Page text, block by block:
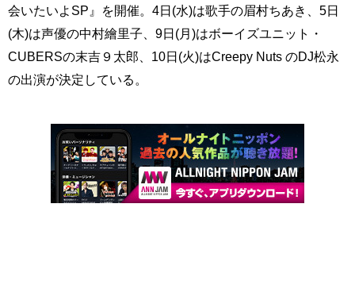
会いたいよSP』を開催。4日(水)は歌手の眉村ちあき、5日
(木)は声優の中村繪里子、9日(月)はボーイズユニット・
CUBERSの末吉９太郎、10日(火)はCreepy Nuts のDJ松永
の出演が決定している。